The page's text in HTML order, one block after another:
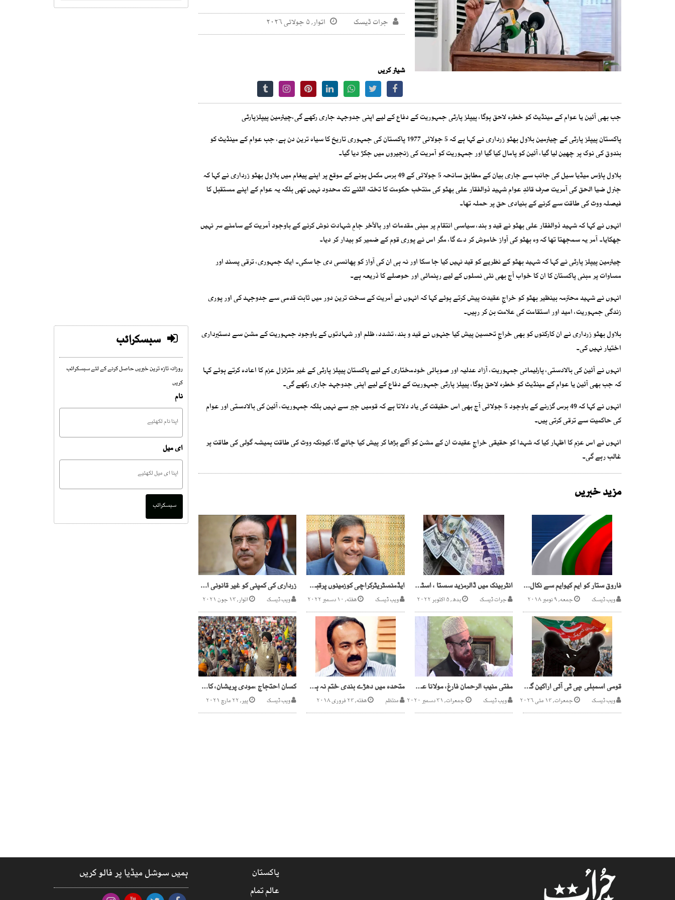
جرات ڈیسک اتوار, ۵ جولائی ۲۰۲۶
شیئر کریں
جب بھی آئین یا عوام کے مینڈیٹ کو خطرہ لاحق ہوگا، پیپلز پارٹی جمہوریت کے دفاع کے لیے اپنی جدوجہد جاری رکھے گی،چیئرمین پیپلزپارٹی
پاکستان پیپلز پارٹی کے چیئرمین بلاول بھٹو زرداری نے کہا ہے کہ 5 جولائی 1977 پاکستان کی جمہوری تاریخ کا سیاہ ترین دن ہے، جب عوام کے مینڈیٹ کو
بندوق کی نوک پر چھین لیا گیا، آئین کو پامال کیا گیا اور جمہوریت کو آمریت کی زنجیروں میں جکڑ دیا گیا۔
بلاول ہاؤس میڈیا سیل کی جانب سے جاری بیان کے مطابق سانحہ 5 جولائی کے 49 برس مکمل ہونے کے موقع پر اپنے پیغام میں بلاول بھٹو زرداری نے کہا کہ
جنرل ضیا الحق کی آمریت صرف قائدِ عوام شہید ذوالفقار علی بھٹو کی منتخب حکومت کا تختہ الٹنے تک محدود نہیں تھی بلکہ یہ عوام کے اپنے مستقبل کا
فیصلہ ووٹ کی طاقت سے کرنے کے بنیادی حق پر حملہ تھا۔
انہوں نے کہا کہ شہید ذوالفقار علی بھٹو نے قید و بند، سیاسی انتقام پر مبنی مقدمات اور بالآخر جامِ شہادت نوش کرنے کے باوجود آمریت کے سامنے سر نہیں
جھکایا۔ آمر یہ سمجھتا تھا کہ وہ بھٹو کی آواز خاموش کر دے گا، مگر اس نے پوری قوم کے ضمیر کو بیدار کر دیا۔
چیئرمین پیپلز پارٹی نے کہا کہ شہید بھٹو کے نظریے کو قید نہیں کیا جا سکا اور نہ ہی ان کی آواز کو پھانسی دی جا سکی۔ ایک جمہوری، ترقی پسند اور
مساوات پر مبنی پاکستان کا ان کا خواب آج بھی نئی نسلوں کے لیے رہنمائی اور حوصلے کا ذریعہ ہے۔
انہوں نے شہید محترمہ بینظیر بھٹو کو خراجِ عقیدت پیش کرتے ہوئے کہا کہ انہوں نے آمریت کے سخت ترین دور میں ثابت قدمی سے جدوجہد کی اور پوری
زندگی جمہوریت، امید اور استقامت کی علامت بن کر رہیں۔
بلاول بھٹو زرداری نے ان کارکنوں کو بھی خراجِ تحسین پیش کیا جنہوں نے قید و بند، تشدد، ظلم اور شہادتوں کے باوجود جمہوریت کے مشن سے دستبرداری
اختیار نہیں کی۔
انہوں نے آئین کی بالادستی، پارلیمانی جمہوریت، آزاد عدلیہ اور صوبائی خودمختاری کے لیے پاکستان پیپلز پارٹی کے غیر متزلزل عزم کا اعادہ کرتے ہوئے کہا
کہ جب بھی آئین یا عوام کے مینڈیٹ کو خطرہ لاحق ہوگا، پیپلز پارٹی جمہوریت کے دفاع کے لیے اپنی جدوجہد جاری رکھے گی۔
انہوں نے کہا کہ 49 برس گزرنے کے باوجود 5 جولائی آج بھی اس حقیقت کی یاد دلاتا ہے کہ قومیں جبر سے نہیں بلکہ جمہوریت، آئین کی بالادستی اور عوام
کی حاکمیت سے ترقی کرتی ہیں۔
انہوں نے اس عزم کا اظہار کیا کہ شہدا کو حقیقی خراجِ عقیدت ان کے مشن کو آگے بڑھا کر پیش کیا جائے گا، کیونکہ ووٹ کی طاقت ہمیشہ گولی کی طاقت پر
غالب رہے گی۔
مزید خبریں
فاروق ستار کو ایم کیوایم سے نکال دیا گیا،کارکن میل جول نہ رکھیں، رابطہ کمیٹی
ویب ڈیسک جمعه, ۹ نومبر ۲۰۱۸
انٹربینک میں ڈالرمزید سستا ، اسٹاک مارکیٹ میں تیزی
جرات ڈیسک بدھ, ۵ اکتوبر ۲۰۲۲
ایڈمنسٹریٹرکراچی کوزمینوں پرقبضے کیلئے فری ہینڈ
ویب ڈیسک هفته, ۱۰ دسمبر ۲۰۲۲
زرداری کی کمپنی کو غیر قانونی الاٹمنٹ دینے والے 2 ملزمان پکڑے گئے
ویب ڈیسک اتوار, ۱۳ جون ۲۰۲۱
قومی اسمبلی ،پی ٹی آئی اراکین گتھم گتھا، ایک دوسرے کو گالیاں
ویب ڈیسک جمعرات, ۱۴ مئی ۲۰۲۶
مفتی منیب الرحمان فارغ، مولانا عبدالخبیر آزادرویت ہلال کمیٹی کے چیئرمین مقرر
ویب ڈیسک جمعرات, ۳۱ دسمبر ۲۰۲۰
متحدہ میں دھڑے بندی ختم نہ ہوئی تو سندھ اسمبلی نہیں آئوں گا، خواجہ اظہار
منتظم هفته, ۲۴ فروری ۲۰۱۸
کسان احتجاج ،مودی پریشان، کاشتکاروں کا نئی پارٹی بنانے کا اعلان
ویب ڈیسک پیر, ۲۲ مارچ ۲۰۲۱
سبسکرائب
روزانہ تازہ ترین خبریں حاصل کرنے کے لئے سبسکرائب
کریں
نام
ای میل
سبسکرائب
پاکستان
عالم تمام
ہمیں سوشل میڈیا پر فالو کریں